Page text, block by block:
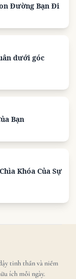
Đường Bạn Đi
dưới góc
Bạn
Khóa Của Sự
tinh thần và niềm
ích mỗi ngày.